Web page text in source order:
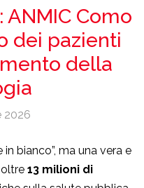
ANMIC Como
dei pazienti
della
2026
in bianco”, ma una vera e
13 milioni di